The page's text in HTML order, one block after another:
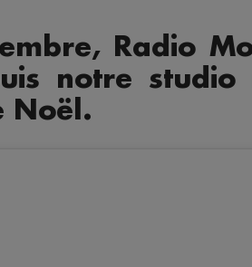
Radio
notre
Noël.